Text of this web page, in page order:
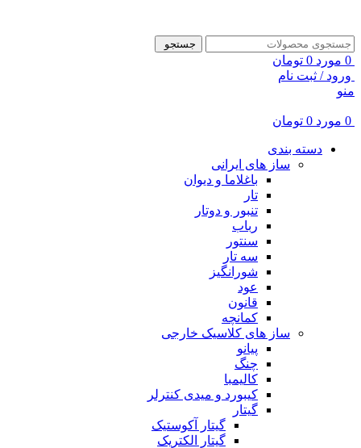
جستجو
0 مورد 0 تومان
ورود / ثبت نام
منو
0 مورد 0 تومان
دسته بندی
ساز های ایرانی
باغلاما و دیوان
تار
تنبور و دوتار
رباب
سنتور
سه تار
شورانگیز
عود
قانون
کمانچه
ساز های کلاسیک خارجی
پیانو
چنگ
کالیمبا
کیبورد و میدی کنترلر
گیتار
گیتار آکوستیک
گیتار الکتریک